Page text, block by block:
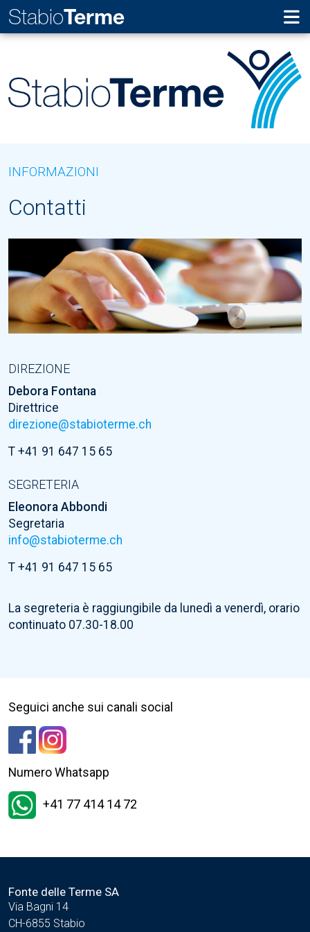
Stabio Terme
INFORMAZIONI
Contatti
DIREZIONE
Debora Fontana
Direttrice
direzione@stabioterme.ch
T +41 91 647 15 65
SEGRETERIA
Eleonora Abbondi
Segretaria
info@stabioterme.ch
T +41 91 647 15 65
La segreteria è raggiungibile da lunedì a venerdì, orario
continuato 07.30-18.00
Seguici anche sui canali social
Numero Whatsapp
+41 77 414 14 72
Fonte delle Terme SA
Via Bagni 14
CH-6855 Stabio